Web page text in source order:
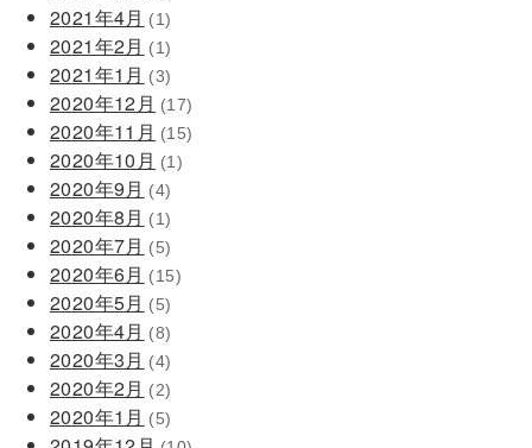
2021年4月 (1)
2021年2月 (1)
2021年1月 (3)
2020年12月 (17)
2020年11月 (15)
2020年10月 (1)
2020年9月 (4)
2020年8月 (1)
2020年7月 (5)
2020年6月 (15)
2020年5月 (5)
2020年4月 (8)
2020年3月 (4)
2020年2月 (2)
2020年1月 (5)